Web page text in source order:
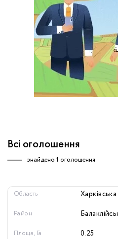
Всі оголошення
знайдено 1 оголошення
Область
Район
Площа, Га 0.25
Немає облікового запису?
Зареєструватися
обробку персональних
ЗАМОВИТИ